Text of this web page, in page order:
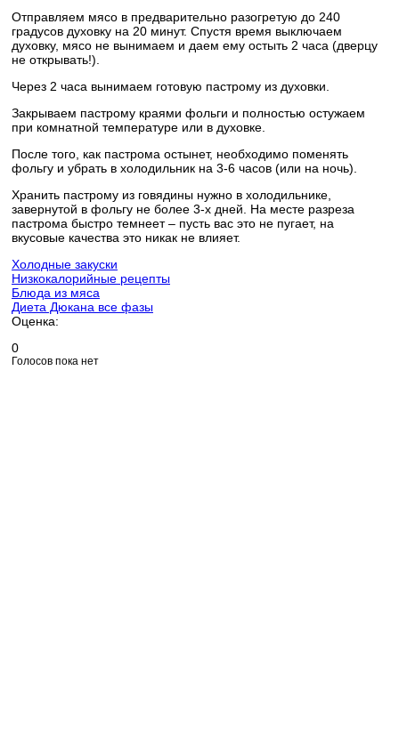
Отправляем мясо в предварительно разогретую до 240
градусов духовку на 20 минут. Спустя время выключаем
духовку, мясо не вынимаем и даем ему остыть 2 часа (дверцу
не открывать!).
Через 2 часа вынимаем готовую пастрому из духовки.
Закрываем пастрому краями фольги и полностью остужаем
при комнатной температуре или в духовке.
После того, как пастрома остынет, необходимо поменять
фольгу и убрать в холодильник на 3-6 часов (или на ночь).
Хранить пастрому из говядины нужно в холодильнике,
завернутой в фольгу не более 3-х дней. На месте разреза
пастрома быстро темнеет – пусть вас это не пугает, на
вкусовые качества это никак не влияет.
Холодные закуски
Низкокалорийные рецепты
Блюда из мяса
Диета Дюкана все фазы
Оценка:
0
Голосов пока нет